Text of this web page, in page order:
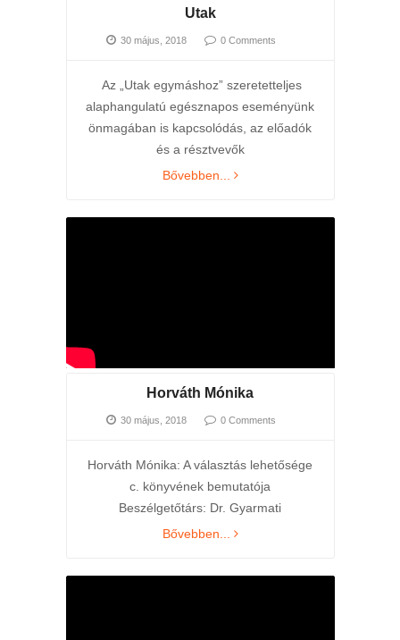
Utak
30 május, 2018 0 Comments
Az „Utak egymáshoz” szeretetteljes
alaphangulatú egésznapos eseményünk
önmagában is kapcsolódás, az előadók
és a résztvevők
Bővebben...
Horváth Mónika
30 május, 2018 0 Comments
Horváth Mónika: A választás lehetősége
c. könyvének bemutatója
Beszélgetőtárs: Dr. Gyarmati
Bővebben...